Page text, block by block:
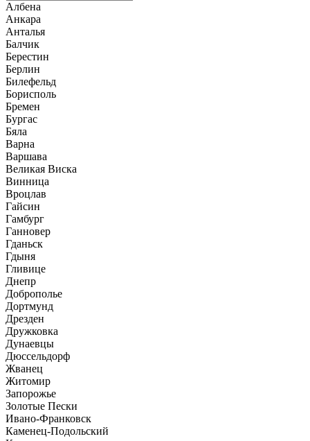
Албена
Анкара
Анталья
Балчик
Берестин
Берлин
Билефельд
Борисполь
Бремен
Бургас
Бяла
Варна
Варшава
Великая Виска
Винница
Вроцлав
Гайсин
Гамбург
Ганновер
Гданьск
Гдыня
Гливице
Днепр
Доброполье
Дортмунд
Дрезден
Дружковка
Дунаевцы
Дюссельдорф
Жванец
Житомир
Запорожье
Золотые Пески
Ивано-Франковск
Каменец-Подольский